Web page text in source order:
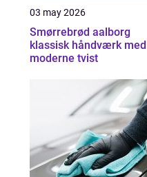
03 may 2026
Smørrebrød aalborg
klassisk håndværk med
moderne tvist